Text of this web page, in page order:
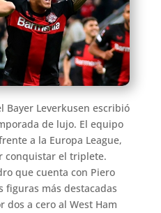
Bayer Leverkusen escribió
de lujo. El equipo
a la Europa League,
conquistar el triplete.
que cuenta con Piero
figuras más destacadas
dos a cero al West Ham